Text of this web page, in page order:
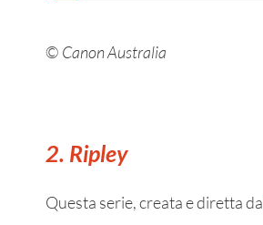
© Canon Australia
2. Ripley
Questa serie, creata e diretta da